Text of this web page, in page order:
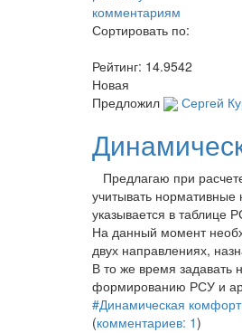
комментариям
Сортировать по:
Рейтинг: 14.9542
Новая
Предложил
Сергей
Предлагаю при
учитывать нормативные
указывается в таблице
На данный момент
двух направлениях,
В то же время задавать
формированию РСУ и
#Динамическая
(комментариев: 1)